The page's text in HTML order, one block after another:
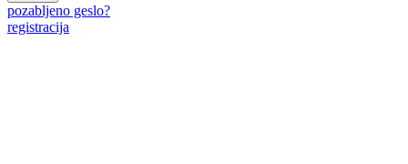
pozabljeno geslo?
registracija